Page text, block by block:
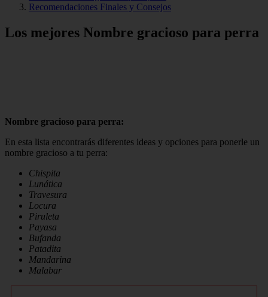
Recomendaciones Finales y Consejos
Los mejores Nombre gracioso para perra
Nombre gracioso para perra:
En esta lista encontrarás diferentes ideas y opciones para ponerle un
nombre gracioso a tu perra:
Chispita
Lunática
Travesura
Locura
Piruleta
Payasa
Bufanda
Patadita
Mandarina
Malabar